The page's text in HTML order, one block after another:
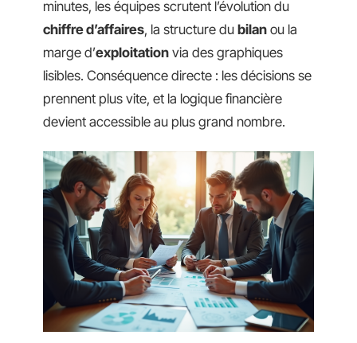
minutes, les équipes scrutent l’évolution du
chiffre d’affaires, la structure du bilan ou la
marge d’exploitation via des graphiques
lisibles. Conséquence directe : les décisions se
prennent plus vite, et la logique financière
devient accessible au plus grand nombre.